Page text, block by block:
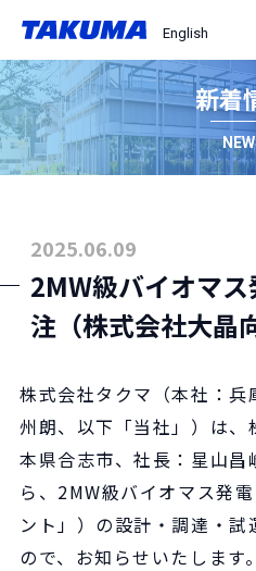
English
新着
2025.06.09
2MW級バイオマ
注（株式会社大晶
株式会社タクマ（本社：兵
州朗、以下「当社」）は
本県合志市、社長：星山
ら、2MW級バイオマス発
ント」）の設計・調達・
ので、お知らせいたします。